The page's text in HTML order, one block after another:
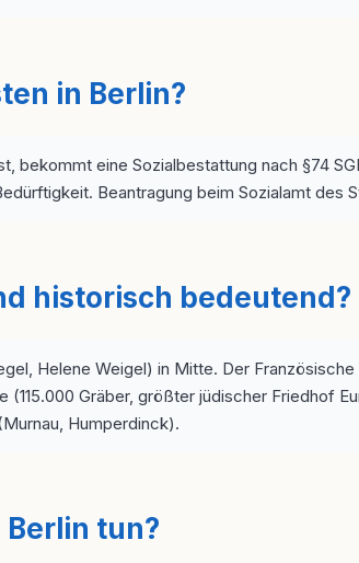
in Berlin?
bekommt eine Sozialbestattung nach §74
Beantragung beim Sozialamt des
historisch bedeutend?
Helene Weigel) in Mitte. Der
Gräber, größter jüdischer Friedhof
Humperdinck).
tun?